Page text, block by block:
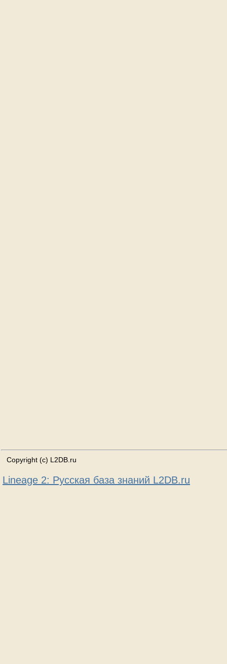
Copyright (c) L2DB.ru
Lineage 2: Русская база знаний L2DB.ru